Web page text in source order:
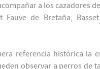
a los cazadores
Fauve de Bretaña,
referencia histórica la
observar a perros de